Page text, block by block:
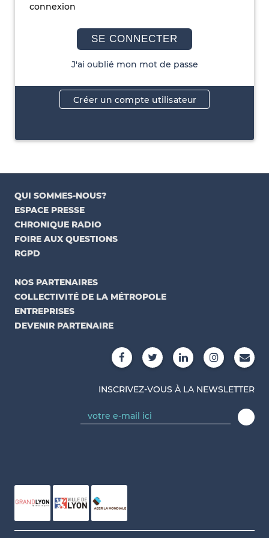
connexion
SE CONNECTER
J'ai oublié mon mot de passe
Créer un compte utilisateur
QUI SOMMES-NOUS?
ESPACE PRESSE
CHRONIQUE RADIO
FOIRE AUX QUESTIONS
RGPD
NOS PARTENAIRES
COLLECTIVITÉ DE LA MÉTROPOLE
ENTREPRISES
DEVENIR PARTENAIRE
INSCRIVEZ-VOUS À LA NEWSLETTER